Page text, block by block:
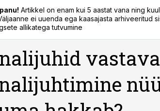
Artikkel on enam kui 5 aastat vana ning
ei uuenda ega kaasajasta arhiveeritud
allikatega tutvumine